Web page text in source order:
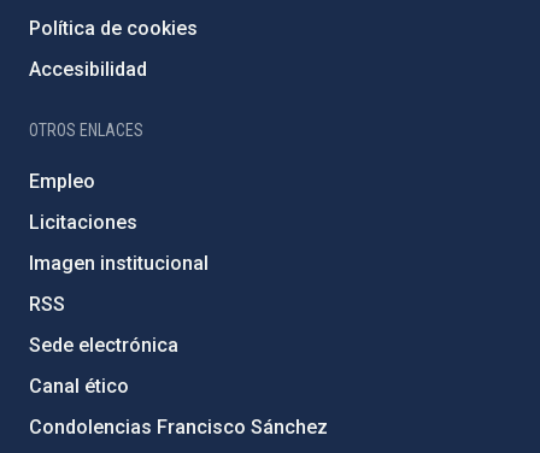
Política de cookies
Accesibilidad
OTROS ENLACES
Empleo
Licitaciones
Imagen institucional
RSS
Sede electrónica
Canal ético
Condolencias Francisco Sánchez